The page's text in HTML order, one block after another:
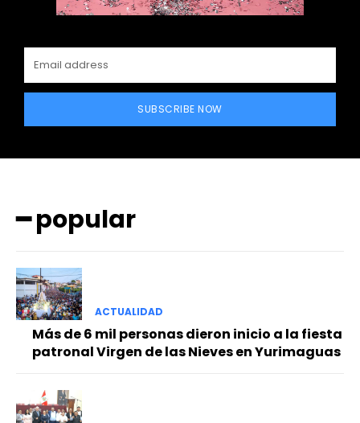
━ Planes
SUBSCRIBE NOW
━ popular
ACTUALIDAD
Más de 6 mil personas dieron inicio a la fiesta
patronal Virgen de las Nieves en Yurimaguas